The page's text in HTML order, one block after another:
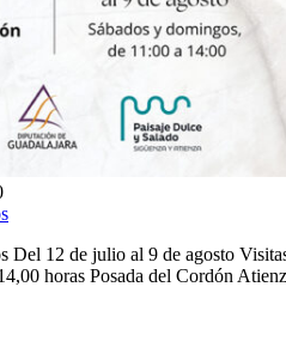
Del 12 de julio al 9 de agosto
horas Posada del Cordón